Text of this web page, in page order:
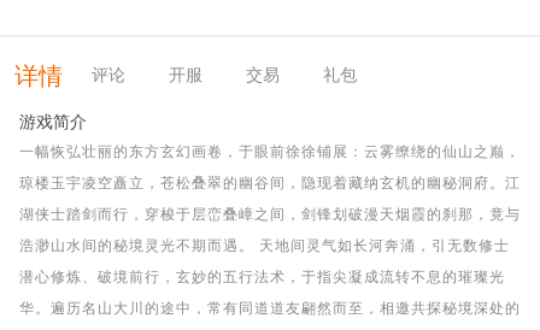
详情 评论 开服 交易 礼包
游戏简介
一幅恢弘壮丽的东方玄幻画卷，于眼前徐徐铺展：云雾缭绕的仙山之巅，
琼楼玉宇凌空矗立，苍松叠翠的幽谷间，隐现着藏纳玄机的幽秘洞府。江
湖侠士踏剑而行，穿梭于层峦叠嶂之间，剑锋划破漫天烟霞的刹那，竟与
浩渺山水间的秘境灵光不期而遇。 天地间灵气如长河奔涌，引无数修士
潜心修炼、破境前行，玄妙的五行法术，于指尖凝成流转不息的璀璨光
华。遍历名山大川的途中，常有同道道友翩然而至，相邀共探秘境深处的